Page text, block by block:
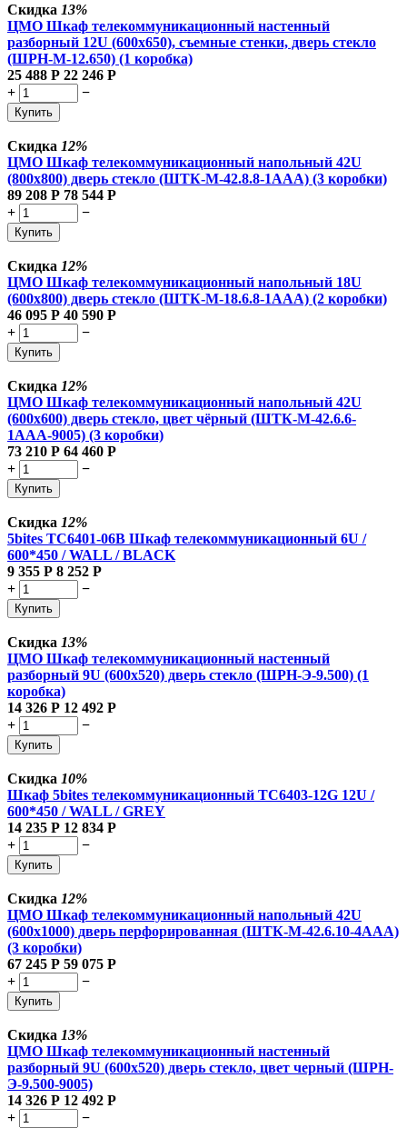
Скидка 13%
ЦМО Шкаф телекоммуникационный настенный
разборный 12U (600х650), съемные стенки, дверь стекло
(ШРН-М-12.650) (1 коробка)
25 488 Р 22 246 Р
+
−
Купить
Скидка 12%
ЦМО Шкаф телекоммуникационный напольный 42U
(800x800) дверь стекло (ШТК-М-42.8.8-1ААА) (3 коробки)
89 208 Р 78 544 Р
+
−
Купить
Скидка 12%
ЦМО Шкаф телекоммуникационный напольный 18U
(600x800) дверь стекло (ШТК-М-18.6.8-1AAA) (2 коробки)
46 095 Р 40 590 Р
+
−
Купить
Скидка 12%
ЦМО Шкаф телекоммуникационный напольный 42U
(600x600) дверь стекло, цвет чёрный (ШТК-М-42.6.6-
1ААА-9005) (3 коробки)
73 210 Р 64 460 Р
+
−
Купить
Скидка 12%
5bites TC6401-06B Шкаф телекоммуникационный 6U /
600*450 / WALL / BLACK
9 355 Р 8 252 Р
+
−
Купить
Скидка 13%
ЦМО Шкаф телекоммуникационный настенный
разборный 9U (600х520) дверь стекло (ШРН-Э-9.500) (1
коробка)
14 326 Р 12 492 Р
+
−
Купить
Скидка 10%
Шкаф 5bites телекоммуникационный TC6403-12G 12U /
600*450 / WALL / GREY
14 235 Р 12 834 Р
+
−
Купить
Скидка 12%
ЦМО Шкаф телекоммуникационный напольный 42U
(600x1000) дверь перфорированная (ШТК-М-42.6.10-4ААА)
(3 коробки)
67 245 Р 59 075 Р
+
−
Купить
Скидка 13%
ЦМО Шкаф телекоммуникационный настенный
разборный 9U (600х520) дверь стекло, цвет черный (ШРН-
Э-9.500-9005)
14 326 Р 12 492 Р
+
−